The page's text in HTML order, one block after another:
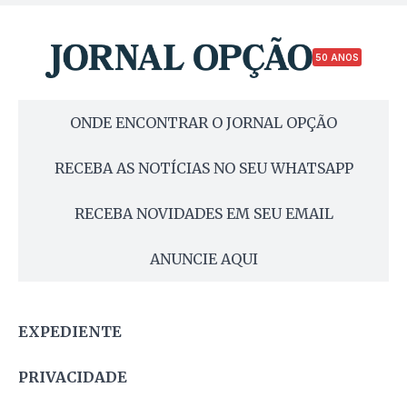
50 ANOS
ONDE ENCONTRAR O JORNAL OPÇÃO
RECEBA AS NOTÍCIAS NO SEU WHATSAPP
RECEBA NOVIDADES EM SEU EMAIL
ANUNCIE AQUI
EXPEDIENTE
PRIVACIDADE